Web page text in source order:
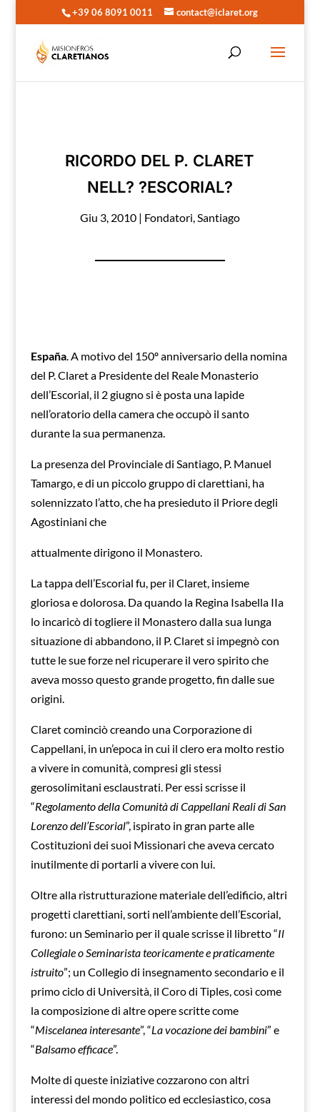
+39 06 8091 0011 contact@iclaret.org
RICORDO DEL P. CLARET
NELL? ?ESCORIAL?
Giu 3, 2010| Fondatori,Santiago
España. A motivo del 150º anniversario della nomina
del P. Claret a Presidente del Reale Monasterio
dell’Escorial, il 2 giugno si è posta una lapide
nell’oratorio della camera che occupò il santo
durante la sua permanenza.
La presenza del Provinciale di Santiago, P. Manuel
Tamargo, e di un piccolo gruppo di clarettiani, ha
solennizzato l’atto, che ha presieduto il Priore degli
Agostiniani che
attualmente dirigono il Monastero.
La tappa dell’Escorial fu, per il Claret, insieme
gloriosa e dolorosa. Da quando la Regina Isabella IIa
lo incaricò di togliere il Monastero dalla sua lunga
situazione di abbandono, il P. Claret si impegnò con
tutte le sue forze nel ricuperare il vero spirito che
aveva mosso questo grande progetto, fin dalle sue
origini.
Claret cominciò creando una Corporazione di
Cappellani, in un’epoca in cui il clero era molto restio
a vivere in comunità, compresi gli stessi
gerosolimitani esclaustrati. Per essi scrisse il
“Regolamento della Comunità di Cappellani Reali di San
Lorenzo dell’Escorial”, ispirato in gran parte alle
Costituzioni dei suoi Missionari che aveva cercato
inutilmente di portarli a vivere con lui.
Oltre alla ristrutturazione materiale dell’edificio, altri
progetti clarettiani, sorti nell’ambiente dell’Escorial,
furono: un Seminario per il quale scrisse il libretto “Il
Collegiale o Seminarista teoricamente e praticamente
istruito”; un Collegio di insegnamento secondario e il
primo ciclo di Università, il Coro di Tiples, così come
la composizione di altre opere scritte come
“Miscelanea interesante”, “La vocazione dei bambini” e
“Balsamo efficace”.
Molte di queste iniziative cozzarono con altri
interessi del mondo politico ed ecclesiastico, cosa